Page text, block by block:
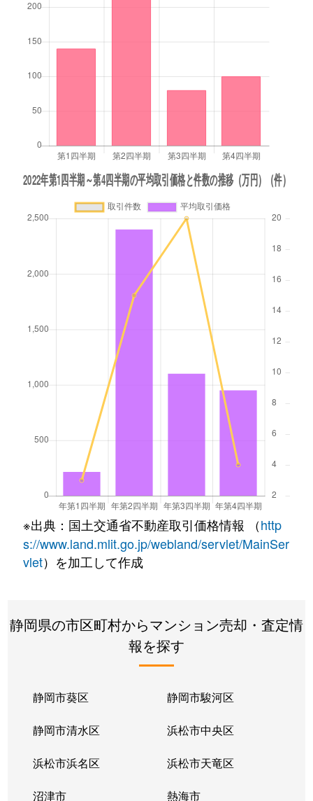
※出典：国土交通省不動産取引価格情報 （http
s://www.land.mlit.go.jp/webland/servlet/MainSer
vlet）を加工して作成
静岡県の市区町村からマンション売却・査定情
報を探す
静岡市葵区 静岡市駿河区
静岡市清水区 浜松市中央区
浜松市浜名区 浜松市天竜区
沼津市 熱海市